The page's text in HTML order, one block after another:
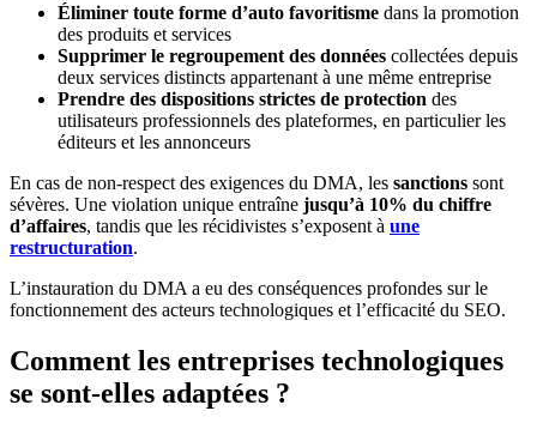
Éliminer toute forme d’auto favoritisme dans la promotion
des produits et services
Supprimer le regroupement des données collectées depuis
deux services distincts appartenant à une même entreprise
Prendre des dispositions strictes de protection des
utilisateurs professionnels des plateformes, en particulier les
éditeurs et les annonceurs
En cas de non-respect des exigences du DMA, les sanctions sont
sévères. Une violation unique entraîne jusqu’à 10% du chiffre
d’affaires, tandis que les récidivistes s’exposent à une
restructuration.
L’instauration du DMA a eu des conséquences profondes sur le
fonctionnement des acteurs technologiques et l’efficacité du SEO.
Comment les entreprises technologiques
se sont-elles adaptées ?